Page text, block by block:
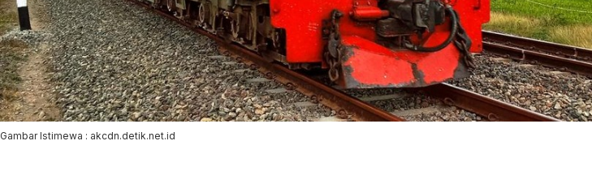
Gambar Istimewa : akcdn.detik.net.id